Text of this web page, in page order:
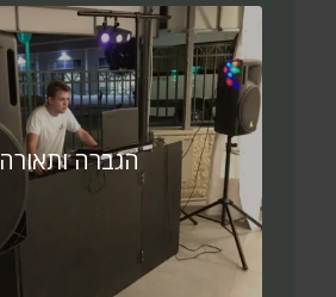
הגברה ותאורה